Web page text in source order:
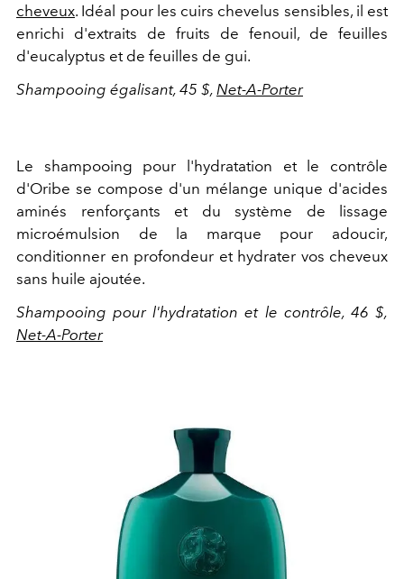
cheveux. Idéal pour les cuirs chevelus sensibles, il est
enrichi d'extraits de fruits de fenouil, de feuilles
d'eucalyptus et de feuilles de gui.
Shampooing égalisant, 45 $, Net-A-Porter
Le shampooing pour l'hydratation et le contrôle
d'Oribe se compose d'un mélange unique d'acides
aminés renforçants et du système de lissage
microémulsion de la marque pour adoucir,
conditionner en profondeur et hydrater vos cheveux
sans huile ajoutée.
Shampooing pour l'hydratation et le contrôle, 46 $,
Net-A-Porter